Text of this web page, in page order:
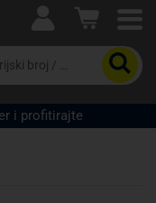
proizvoda i
i profitirajte